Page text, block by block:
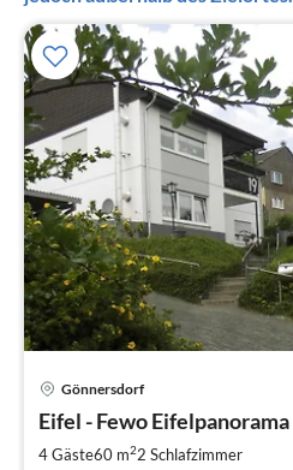
Gönnersdorf
Eifel - Fewo Eifelpanorama
4 Gäste60 m22 Schlafzimmer